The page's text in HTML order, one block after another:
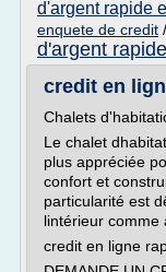
d'argent rapide
enquete de credit /
d'argent rapide
credit en
Chalets
Le chalet
plus appréciée
confort et
particularité est
lintérieur comme
credit en ligne